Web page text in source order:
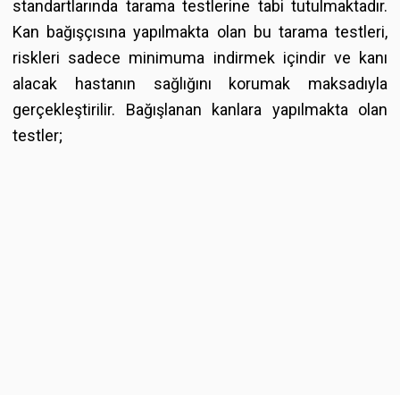
standartlarında tarama testlerine tabi tutulmaktadır.
Kan bağışçısına yapılmakta olan bu tarama testleri,
riskleri sadece minimuma indirmek içindir ve kanı
alacak hastanın sağlığını korumak maksadıyla
gerçekleştirilir. Bağışlanan kanlara yapılmakta olan
testler;